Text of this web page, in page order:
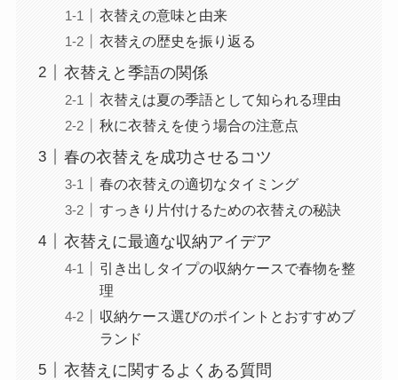
衣替えの意味と由来
衣替えの歴史を振り返る
衣替えと季語の関係
衣替えは夏の季語として知られる理由
秋に衣替えを使う場合の注意点
春の衣替えを成功させるコツ
春の衣替えの適切なタイミング
すっきり片付けるための衣替えの秘訣
衣替えに最適な収納アイデア
引き出しタイプの収納ケースで春物を整
理
収納ケース選びのポイントとおすすめブ
ランド
衣替えに関するよくある質問